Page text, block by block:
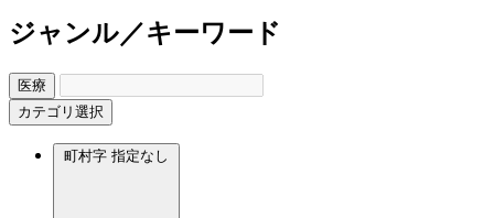
ジャンル／キーワード
医療
カテゴリ選択
町村字 指定なし